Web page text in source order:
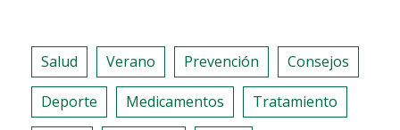
INFORMACIÓN
SALUDABLE
EN
INTERNET
Salud Verano Prevención Consejos
Deporte Medicamentos Tratamiento